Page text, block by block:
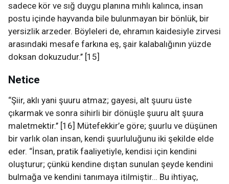
sadece kör ve sığ duygu planına mıhlı kalınca, insan
postu içinde hayvanda bile bulunmayan bir bönlük, bir
yersizlik arzeder. Böyleleri de, ehramın kaidesiyle zirvesi
arasındaki mesafe farkına eş, şair kalabalığının yüzde
doksan dokuzudur.’’ [15]
Netice
“Şiir, aklı yani şuuru atmaz; gayesi, alt şuuru üste
çıkarmak ve sonra sihirli bir dönüşle şuuru alt şuura
maletmektir.’’ [16] Mütefekkir’e göre; şuurlu ve düşünen
bir varlık olan insan, kendi şuurluluğunu iki şekilde elde
eder. “İnsan, pratik faaliyetiyle, kendisi için kendini
oluşturur; çünkü kendine dıştan sunulan şeyde kendini
bulmağa ve kendini tanımaya itilmiştir… Bu ihtiyaç,